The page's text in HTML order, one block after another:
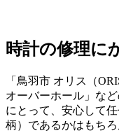
時計の修理に
「鳥羽市 オリス（
オーバーホール」な
にとって、安心して
柄）であるかはもち